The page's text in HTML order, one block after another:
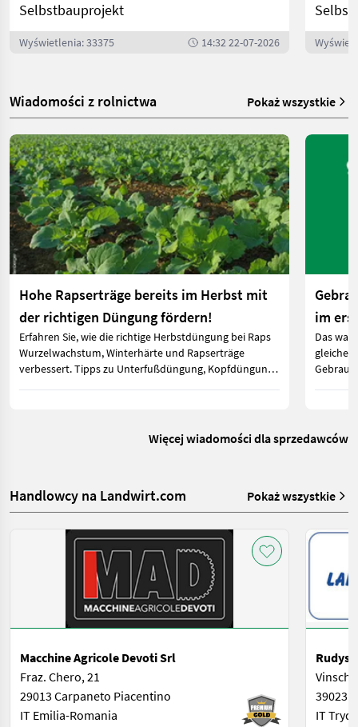
Selbstbauprojekt
Wyświetlenia: 33375 14:32 22-07-2026
Wiadomości z rolnictwa Pokaż wszystkie
Hohe Rapserträge bereits im Herbst mit
der richtigen Düngung fördern!
Erfahren Sie, wie die richtige Herbstdüngung bei Raps
Wurzelwachstum, Winterhärte und Rapserträge
verbessert. Tipps zu Unterfußdüngung, Kopfdüngung
im
Das
gleichen
Więcej wiadomości dla sprzedawców
Handlowcy na Landwirt.com Pokaż wszystkie
Macchine Agricole Devoti Srl
Fraz. Chero, 21
29013 Carpaneto Piacentino
IT Emilia-Romania
Rudys
39023
IT